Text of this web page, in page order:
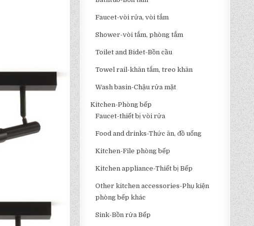
Faucet-vòi rửa, vòi tắm
Shower-vòi tắm, phòng tắm
Toilet and Bidet-Bồn cầu
Towel rail-khăn tắm, treo khăn
Wash basin-Chậu rửa mặt
Kitchen-Phòng bếp
Faucet-thiết bị vòi rửa
Food and drinks-Thức ăn, đồ uống
Kitchen-File phòng bếp
Kitchen appliance-Thiết bị Bếp
Other kitchen accessories-Phụ kiện
phòng bếp khác
Sink-Bồn rửa Bếp